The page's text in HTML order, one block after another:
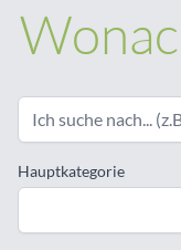
Hauptkategorie